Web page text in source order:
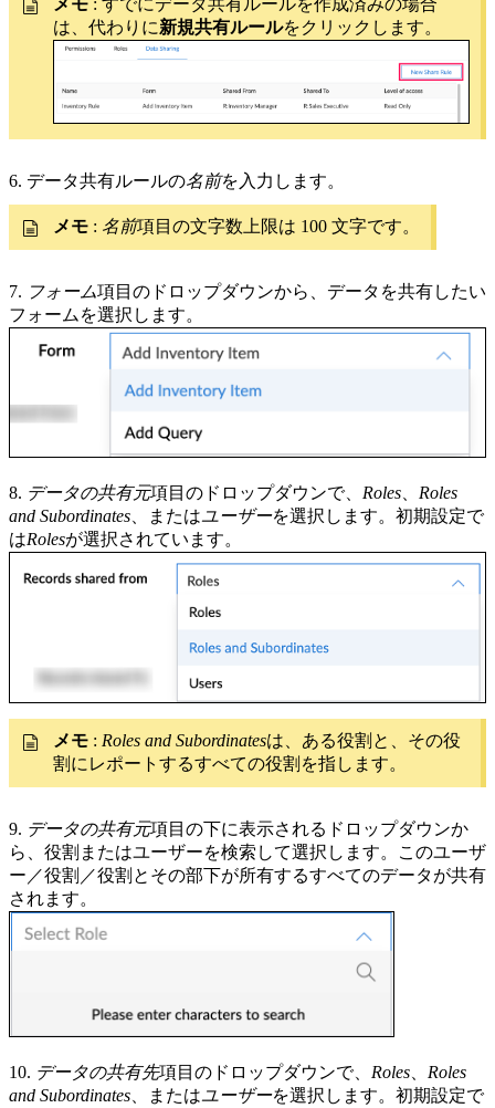
は、代わりに新規共有ルールをクリックします。
6. データ共有ルールの名前を入力します。
メモ : 名前項目の文字数上限は 100 文字です。
7. フォーム項目のドロップダウンから、データを共有したい
フォームを選択します。
8. データの共有元項目のドロップダウンで、 Roles
Roles
and Subordinates 、またはユーザーを選択します。初期設定で
はRolesが選択されています。
メモ : Roles and Subordinatesは、ある役割と、その役
割にレポートするすべての役割を指します。
9. データの共有元項目の下に表示されるドロップダウンか
ら、役割またはユーザーを検索して選択します。このユーザ
ー／役割／役割とその部下が所有するすべてのデータが共有
されます。
10. データの共有先項目のドロップダウンで、 Roles
Roles
and Subordinates 、またはユーザーを選択します。初期設定で